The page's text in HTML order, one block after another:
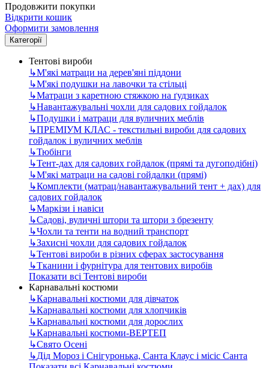
Продовжити покупки
Відкрити кошик
Оформити замовлення
Категорії
Тентові вироби
↳М'які матраци на дерев'яні піддони
↳М'які подушки на лавочки та стільці
↳Матраци з каретною стяжкою на ґудзиках
↳Навантажувальні чохли для садових гойдалок
↳Подушки і матраци для вуличних меблів
↳ПРЕМІУМ КЛАС - текстильні вироби для садових
гойдалок і вуличних меблів
↳Тюбінги
↳Тент-дах для садових гойдалок (прямі та дугоподібні)
↳М'які матраци на садові гойдалки (прямі)
↳Комплекти (матрац/навантажувальний тент + дах) для
садових гойдалок
↳Маркізи і навіси
↳Садові, вуличні штори та штори з брезенту
↳Чохли та тенти на водний транспорт
↳Захисні чохли для садових гойдалок
↳Тентові вироби в різних сферах застосування
↳Тканини і фурнітура для тентових виробів
Показати всі Тентові вироби
Карнавальні костюми
↳Карнавальні костюми для дівчаток
↳Карнавальні костюми для хлопчиків
↳Карнавальні костюми для дорослих
↳Карнавальні костюми-ВЕРТЕП
↳Свято Осені
↳Дід Мороз і Снігуронька, Санта Клаус і місіс Санта